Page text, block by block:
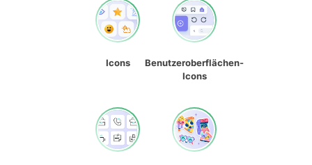
Icons
Benutzeroberflächen-
Icons